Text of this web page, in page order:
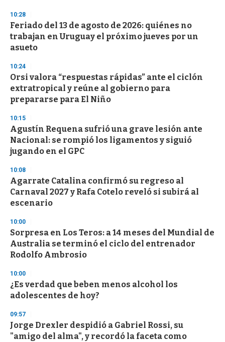
s
e
c
o
n
10:28
Feriado del 13 de agosto de 2026: quiénes no
trabajan en Uruguay el próximo jueves por un
asueto
10:24
Orsi valora “respuestas rápidas” ante el ciclón
extratropical y reúne al gobierno para
prepararse para El Niño
10:15
Agustín Requena sufrió una grave lesión ante
Nacional: se rompió los ligamentos y siguió
jugando en el GPC
10:08
Agarrate Catalina confirmó su regreso al
Carnaval 2027 y Rafa Cotelo reveló si subirá al
escenario
10:00
Sorpresa en Los Teros: a 14 meses del Mundial de
Australia se terminó el ciclo del entrenador
Rodolfo Ambrosio
10:00
¿Es verdad que beben menos alcohol los
adolescentes de hoy?
09:57
Jorge Drexler despidió a Gabriel Rossi, su
"amigo del alma", y recordó la faceta como